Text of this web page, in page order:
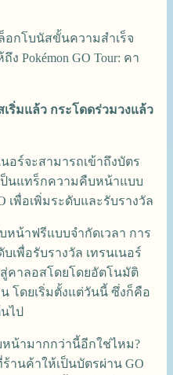
อกโบนัสขั้นความสำเร็จ
Pokémon GO Tour: คา
ริ่มแล้ว กระโดดร่วมวงแล้ว
อร์จะสามารถเข้าถึงบัตร
ป็นแทร็กความคืบหน้าแบบ
เพื่อเพิ่มระดับและรับรางวัล
น้าฟรีแบบจำกัดเวลา การ
เพื่อรับรางวัล เทรนเนอร์
สู่คาลอสโดยโดยอัตโนมัติ
โดยเริ่มตั้งแต่วันนี้ ซึ่งก็คือ
ไป
หน้ามากกว่านี้อีกใช่ไหม?
านค้าให้เป็นบัตรผ่าน GO